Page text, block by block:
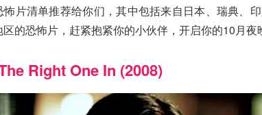
怖片清单推荐给你们，其中包括来自日本、瑞典、
的恐怖片，赶紧抱紧你的小伙伴，开启你的10月夜
Right One In (2008)